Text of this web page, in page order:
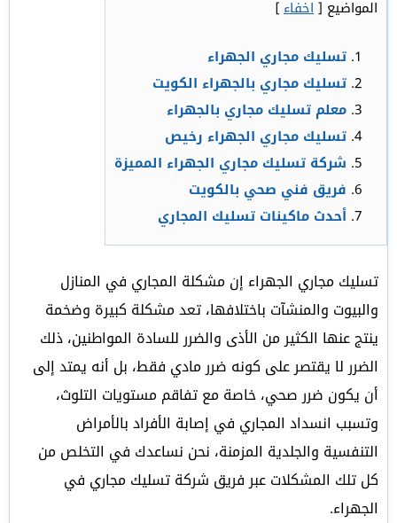
المواضيع [اخفاء]
تسليك مجاري الجهراء
تسليك مجاري بالجهراء الكويت
معلم تسليك مجاري بالجهراء
تسليك مجاري الجهراء رخيص
شركة تسليك مجاري الجهراء المميزة
فريق فني صحي بالكويت
أحدث ماكينات تسليك المجاري
تسليك مجاري الجهراء إن مشكلة المجاري في المنازل
والبيوت والمنشآت باختلافها، تعد مشكلة كبيرة وضخمة
ينتج عنها الكثير من الأذى والضرر للسادة المواطنين، ذلك
الضرر لا يقتصر على كونه ضرر مادي فقط، بل أنه يمتد إلى
أن يكون ضرر صحي، خاصة مع تفاقم مستويات التلوث،
وتسبب انسداد المجاري في إصابة الأفراد بالأمراض
التنفسية والجلدية المزمنة، نحن نساعدك في التخلص من
كل تلك المشكلات عبر فريق شركة تسليك مجاري في
الجهراء.